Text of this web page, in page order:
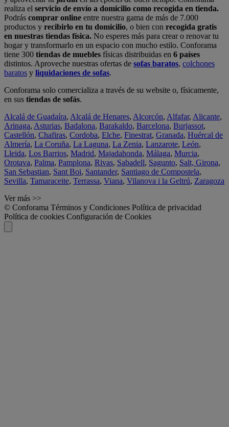
realiza el servicio de envío a domicilio como recogida en tienda.
Podrás comprar online entre nuestra gama de más de 7.000
productos y recibirlo en tu domicilio, o bien con recogida gratis
en nuestras tiendas física. No esperes más para crear o renovar tu
hogar y transformarlo en un espacio con mucho estilo. Conforama
tiene 300 tiendas de muebles físicas distribuidas en 6 países
distintos. Aproveche nuestras ofertas de sofas baratos, colchones
baratos y liquidaciones de sofas.
Conforama solo comercializa a través de su website o, físicamente,
en sus tiendas de sofás.
Alcalá de Guadaíra, Alcalá de Henares, Alcorcón, Alfafar, Alicante,
Arinaga, Asturias, Badalona, Barakaldo, Barcelona, Burjassot,
Castellón, Chafiras, Cordoba, Elche, Finestrat, Granada, Huércal de
Almería, La Coruña, La Laguna, La Zenia, Lanzarote, León,
Lleida, Los Barrios, Madrid, Majadahonda, Málaga, Murcia,
Orotava, Palma, Pamplona, Rivas, Sabadell, Sagunto, Salt, Girona,
San Sebastian, Sant Boi, Santander, Santiago de Compostela,
Sevilla, Tamaraceite, Terrassa, Viana, Vilanova i la Geltrú, Zaragoza
Ver más >>
© Conforama Términos y Condiciones Política de privacidad
Política de cookies Configuración de Cookies